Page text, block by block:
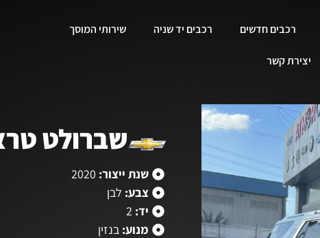
רכבים חדשים רכבים יד שניה שירותי המוסך
יצירת קשר
שברולט
שנת ייצור: 2020
צבע: לבן
יד: 2
מנוע:בנזין